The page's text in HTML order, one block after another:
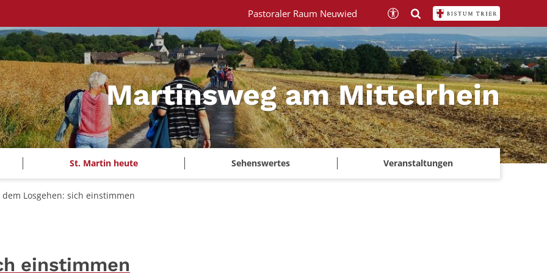
Martinsweg am Mittelrhein
St. Martin heute Sehenswertes Veranstaltungen
Pastoraler Raum Neuwied
dem Losgehen: sich einstimmen
einstimmen